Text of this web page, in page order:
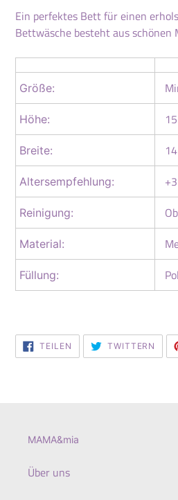
wird
zum
Warenkorb
hinzugefügt
Ein perfektes Bett für einen
Bettwäsche besteht aus schönen
Größe:
Höhe:
Breite:
Altersempfehlung:
Reinigung:
Material:
Füllung:
TEILEN
FACEBOOK
TEILEN
TWITTERN
MAMA&mia
Über uns